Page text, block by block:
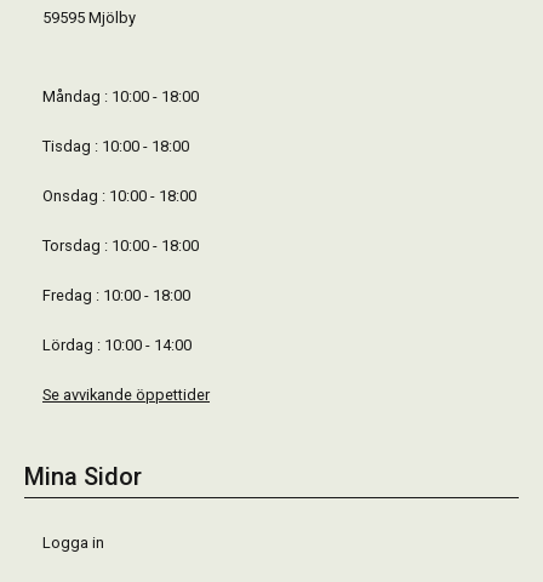
59595 Mjölby
Måndag : 10:00 - 18:00
Tisdag : 10:00 - 18:00
Onsdag : 10:00 - 18:00
Torsdag : 10:00 - 18:00
Fredag : 10:00 - 18:00
Lördag : 10:00 - 14:00
Se avvikande öppettider
Mina Sidor
Logga in